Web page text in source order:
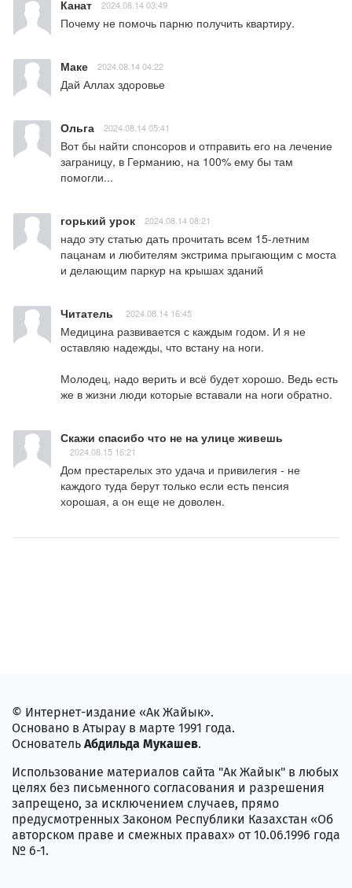
Канат 2024.08.14 03:49
Почему не помочь парню получить квартиру.
Маке 2024.08.14 04:22
Дай Аллах здоровье
Ольга 2024.08.14 05:41
Вот бы найти спонсоров и отправить его на лечение
заграницу, в Германию, на 100% ему бы там
помогли...
горький урок 2024.08.14 08:21
надо эту статью дать прочитать всем 15-летним
пацанам и любителям экстрима прыгающим с моста
и делающим паркур на крышах зданий
Читатель 2024.08.14 16:45
Медицина развивается с каждым годом. И я не
оставляю надежды, что встану на ноги.
Молодец, надо верить и всё будет хорошо. Ведь есть
же в жизни люди которые вставали на ноги обратно.
Скажи спасибо что не на улице живешь
2024.08.15 16:21
Дом престарелых это удача и привилегия - не
каждого туда берут только если есть пенсия
хорошая, а он еще не доволен.
© Интернет-издание «Ак Жайык».
Основано в Атырау в марте 1991 года.
Основатель Абдильда Мукашев.
Использование материалов сайта "Ак Жайык" в любых
целях без письменного согласования и разрешения
запрещено, за исключением случаев, прямо
предусмотренных Законом Республики Казахстан «Об
авторском праве и смежных правах» от 10.06.1996 года
№ 6-1.